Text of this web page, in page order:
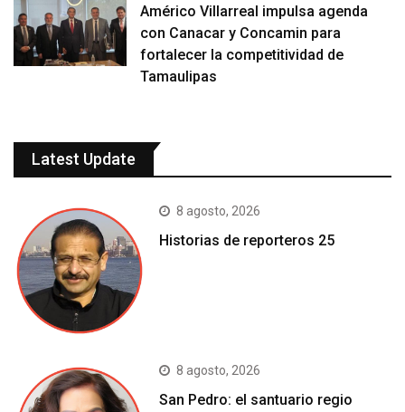
Américo Villarreal impulsa agenda
con Canacar y Concamin para
fortalecer la competitividad de
Tamaulipas
Latest Update
8 agosto, 2026
Historias de reporteros 25
8 agosto, 2026
San Pedro: el santuario regio